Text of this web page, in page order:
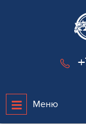
Меню